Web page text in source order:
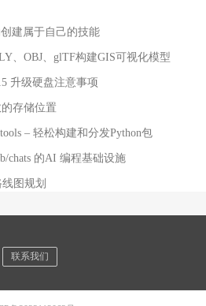
建属于自己的技能
、OBJ、glTF构建GIS可视化模型
升级硬盘注意事项
存储位置
– 轻松构建和分发Python包
chats 的AI 编程基础设施
图规划
联系我们